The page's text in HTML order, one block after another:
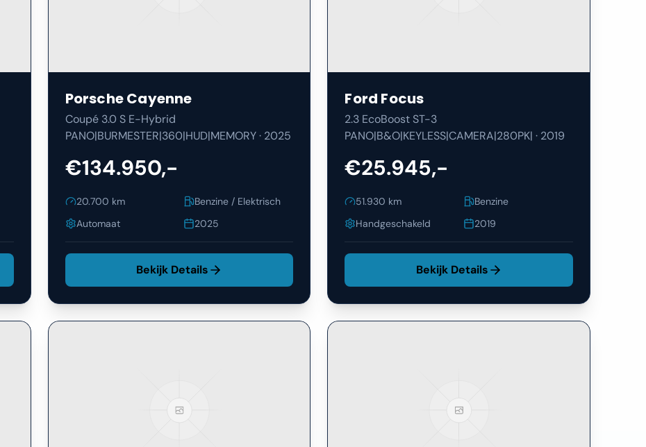
PorscheCayenne
Coupé 3.0 S E-Hybrid
PANO|BURMESTER|360|HUD|MEMORY· 2025
€134.950,-
20.700 km
Benzine / Elektrisch
Automaat
2025
Bekijk Details
Ford Focus
2.3 EcoBoost ST-3
PANO|B&O|KEYLESS|CAMERA|280PK| · 2019
€25.945,-
51.930 km
Benzine
Handgeschakeld
2019
Bekijk Details